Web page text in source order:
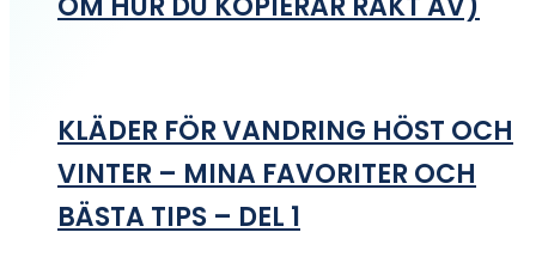
KLÄDER FÖR VANDRING HÖST OCH
VINTER – MINA FAVORITER OCH
BÄSTA TIPS – DEL 1